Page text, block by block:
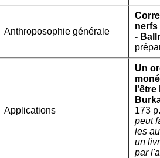
Anthroposophie générale
nerfs
-
Applications
Un
l'être
173
peut
les
un
par